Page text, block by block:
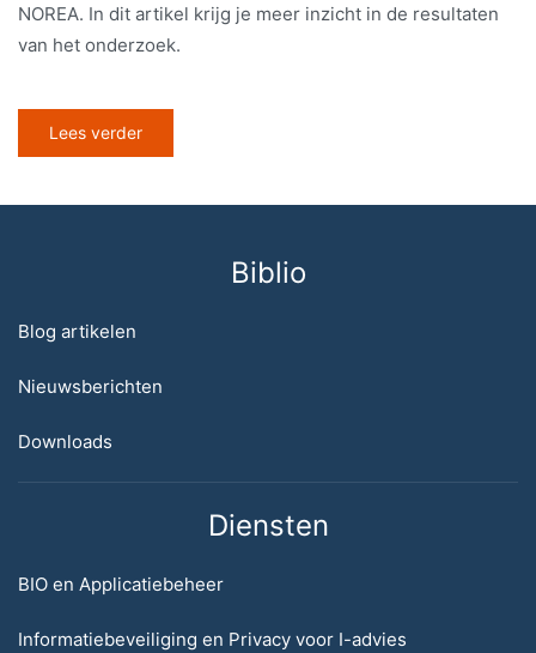
NOREA. In dit artikel krijg je meer inzicht in de resultaten
van het onderzoek.
Lees verder
Biblio
Blog artikelen
Nieuwsberichten
Downloads
Diensten
BIO en Applicatiebeheer
Informatiebeveiliging en Privacy voor I-advies